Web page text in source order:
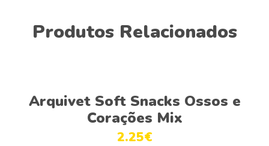
Produtos Relacionados
Adicionar
Arquivet Soft Snacks Ossos e
Corações Mix
2.25€